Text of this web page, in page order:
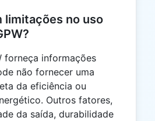
limitações no uso
forneça informações
não fornecer uma
da eficiência ou
Outros fatores,
da saída, durabilidade